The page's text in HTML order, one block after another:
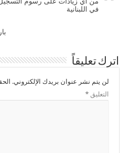
في اللبنانية
اترك تعليقاً
لن يتم نشر عنوان بريدك الإلكتروني.
التعليق*